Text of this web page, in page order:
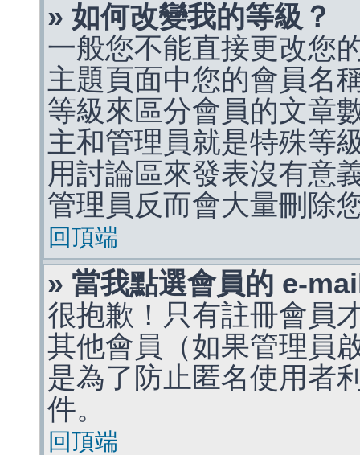
» 如何改變我的等級？
一般您不能直接更改您
主題頁面中您的會員名
等級來區分會員的文章
主和管理員就是特殊等
用討論區來發表沒有意
管理員反而會大量刪除
回頂端
» 當我點選會員的 e-
很抱歉！只有註冊會員
其他會員（如果管理員
是為了防止匿名使用者
件。
回頂端